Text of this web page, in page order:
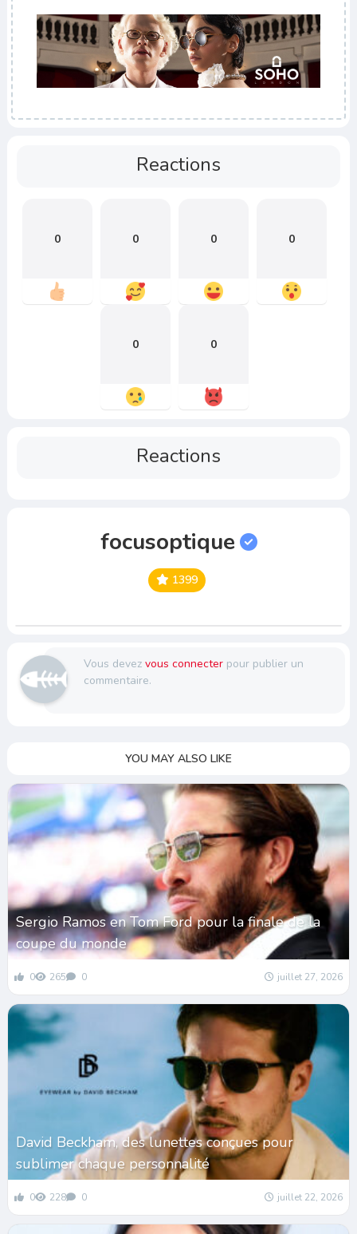
Reactions
0 0 0 0
0 0
Reactions
focusoptique
1399
Vous devez vous connecterpour publier un
commentaire.
YOU MAY ALSO LIKE
Sergio Ramos en Tom Ford pour la finale de la
coupe du monde
0 265 0 juillet 27, 2026
David Beckham, des lunettes conçues pour
sublimer chaque personnalité
0 228 0 juillet 22, 2026